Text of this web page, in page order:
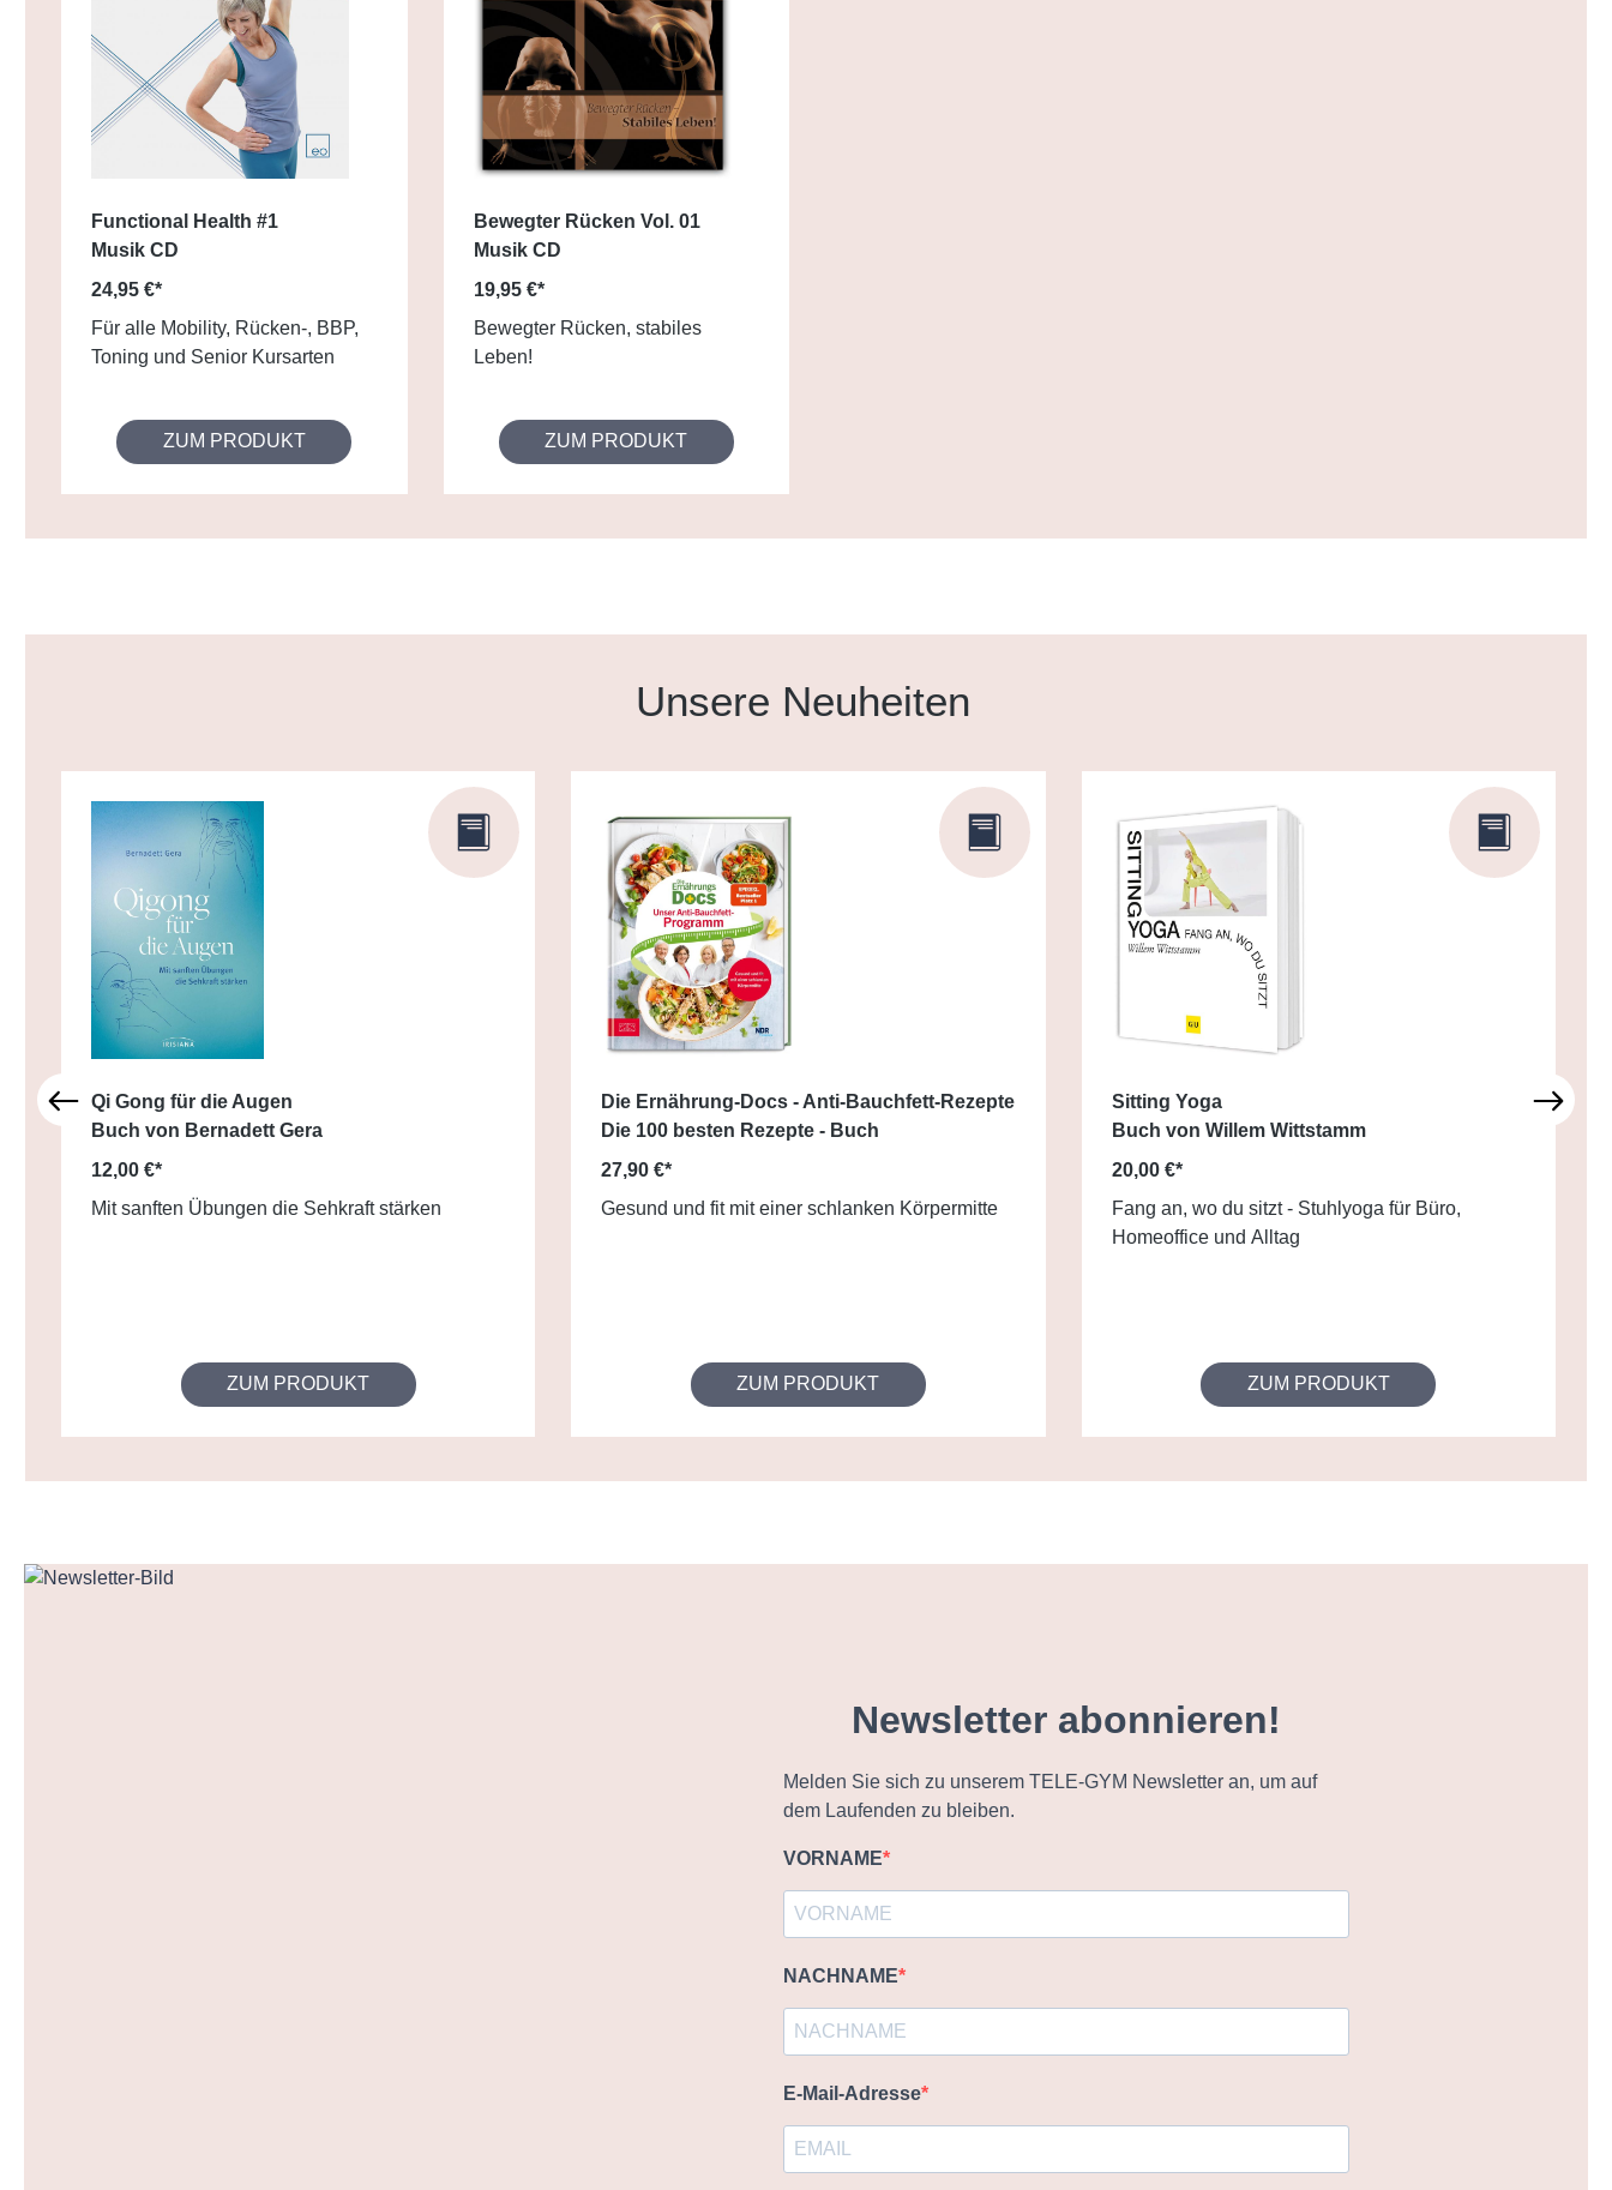
Functional Health #1
Musik CD
24,95 €*
Für alle Mobility, Rücken-, BBP,
Toning und Senior Kursarten
ZUM PRODUKT
Bewegter Rücken Vol. 01
Musik CD
19,95 €*
Bewegter Rücken, stabiles
Leben!
ZUM PRODUKT
Unsere Neuheiten
Qi Gong für die Augen
Buch von Bernadett Gera
12,00 €*
Mit sanften Übungen die Sehkraft stärken
ZUM PRODUKT
Die Ernährung-Docs - Anti-Bauchfett-Rezepte
Die 100 besten Rezepte - Buch
27,90 €*
Gesund und fit mit einer schlanken Körpermitte
ZUM PRODUKT
Sitting Yoga
Buch von Willem Wittstamm
20,00 €*
Fang an, wo du sitzt - Stuhlyoga für Büro,
Homeoffice und Alltag
ZUM PRODUKT
Newsletter abonnieren!
Melden Sie sich zu unserem TELE-GYM Newsletter an, um auf
dem Laufenden zu bleiben.
VORNAME
NACHNAME
E-Mail-Adresse